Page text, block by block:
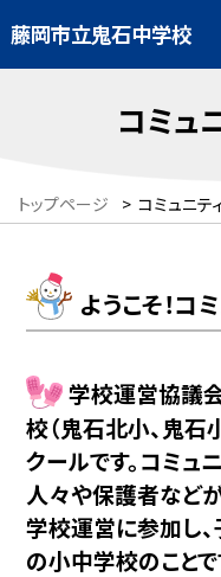
藤岡市立鬼石中学校
コミュ
トップページ > コミュニテ
ようこそ！コ
学校運営協議
校（鬼石北小、鬼石
クールです。コミュ
人々や保護者など
学校運営に参加し
の小中学校のことで